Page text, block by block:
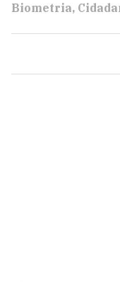
Biometria